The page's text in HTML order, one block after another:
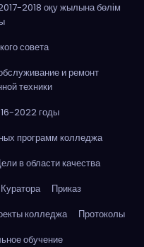
2018 оқу жылына бөлім
совета
и ремонт
техники
2022 годы
программ колледжа
в области качества
Приказ
колледжа
Протоколы
обучение